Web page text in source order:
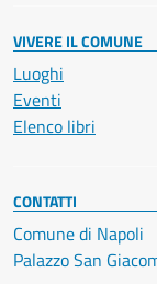
VIVERE IL COMUNE
Luoghi
Eventi
Elenco libri
CONTATTI
Comune di Napoli
Palazzo San